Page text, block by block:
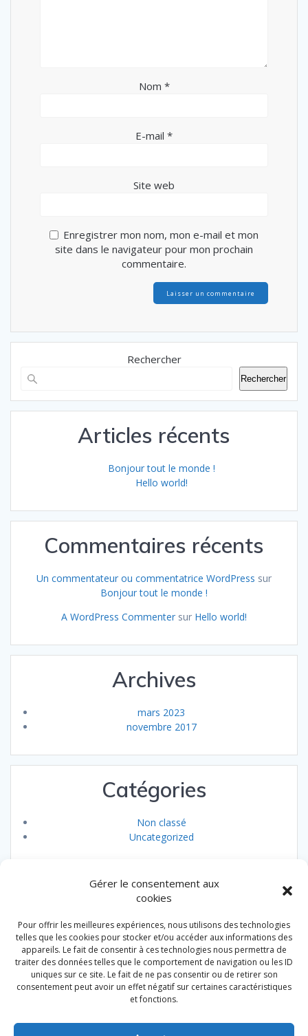
Gérer le consentement aux
cookies
Pour offrir les meilleures expériences, nous utilisons des technologies
telles que les cookies pour stocker et/ou accéder aux informations des
appareils. Le fait de consentir à ces technologies nous permettra de
traiter des données telles que le comportement de navigation ou les ID
uniques sur ce site. Le fait de ne pas consentir ou de retirer son
consentement peut avoir un effet négatif sur certaines caractéristiques
et fonctions.
Nom *
E-mail *
Site web
Enregistrer mon nom, mon e-mail et mon
site dans le navigateur pour mon prochain
commentaire.
Rechercher
Rechercher
Articles récents
Bonjour tout le monde !
Hello world!
Commentaires récents
Un commentateur ou commentatrice WordPress sur
Bonjour tout le monde !
A WordPress Commenter sur Hello world!
Archives
mars 2023
novembre 2017
Catégories
Non classé
Uncategorized
Au Vieux Ciné. Restaurant & Traiteur. Badonviller
Accueil